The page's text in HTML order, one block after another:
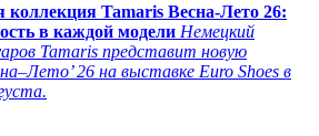
коллекция Tamaris Весна-Лето 26:
в каждой модели Немецкий
Tamaris представит новую
26 на выставке Euro Shoes в